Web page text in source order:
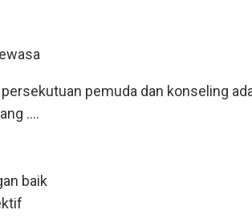
pemuda dan konseling
....
baik